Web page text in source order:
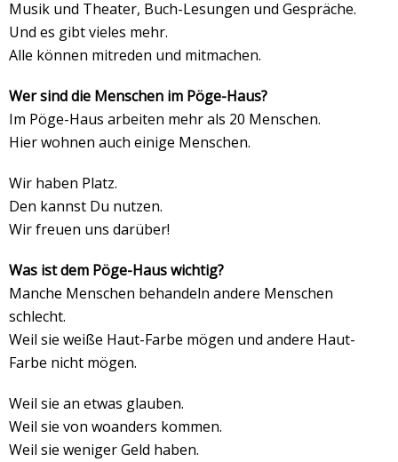
Musik und Theater, Buch-Lesungen und Gespräche.
Und es gibt vieles mehr.
Alle können mitreden und mitmachen.
Wer sind die Menschen im Pöge-Haus?
Im Pöge-Haus arbeiten mehr als 20 Menschen.
Hier wohnen auch einige Menschen.
Wir haben Platz.
Den kannst Du nutzen.
Wir freuen uns darüber!
Was ist dem Pöge-Haus wichtig?
Manche Menschen behandeln andere Menschen
schlecht.
Weil sie weiße Haut-Farbe mögen und andere Haut-
Farbe nicht mögen.
Weil sie an etwas glauben.
Weil sie von woanders kommen.
Weil sie weniger Geld haben.